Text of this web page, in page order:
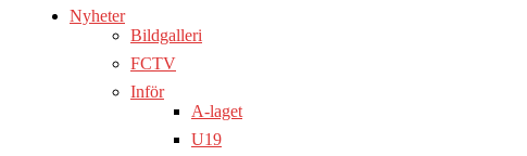
Nyheter
Bildgalleri
FCTV
Inför
A-laget
U19